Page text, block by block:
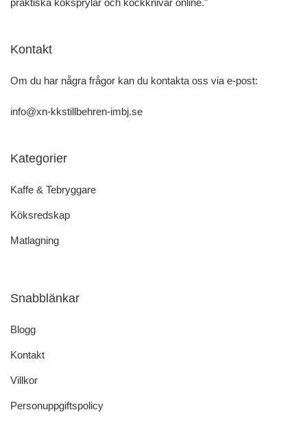
praktiska köksprylar och kockknivar online."
Kontakt
Om du har några frågor kan du kontakta oss via e-post:
info@xn-kkstillbehren-imbj.se
Kategorier
Kaffe & Tebryggare
Köksredskap
Matlagning
Snabblänkar
Blogg
Kontakt
Villkor
Personuppgiftspolicy